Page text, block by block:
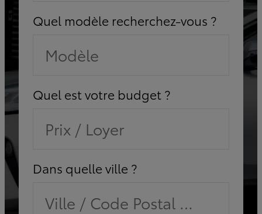
Quel modèle recherchez-vous ?
Modèle
Quel est votre budget ?
Prix / Loyer
Dans quelle ville ?
Ville / Code Postal /